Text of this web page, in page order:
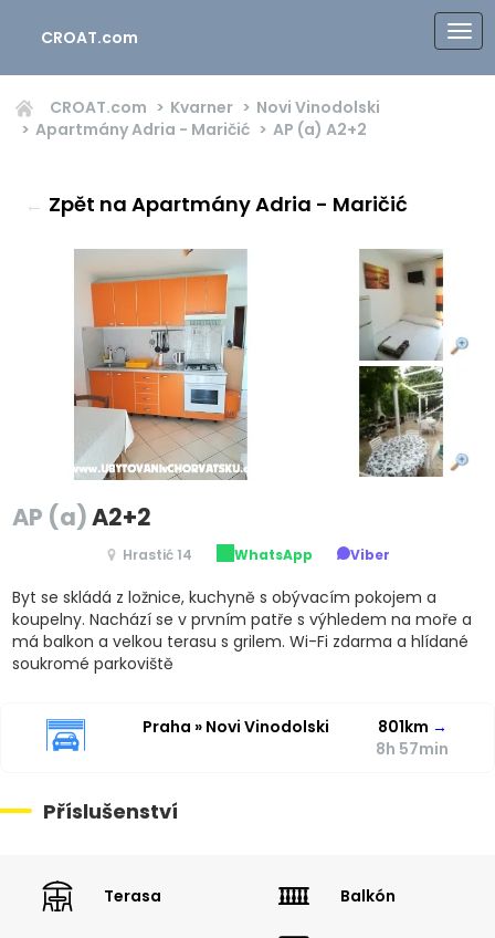
CROAT.com
CROAT.com Kvarner
Novi Vinodolski
Apartmány Adria - Maričić
AP (a) A2+2
← Zpět na Apartmány Adria - Maričić
AP (a)A2+2
Hrastić 14 WhatsApp Viber
Byt se skládá z ložnice, kuchyně s obývacím pokojem a
koupelny. Nachází se v prvním patře s výhledem na moře a
má balkon a velkou terasu s grilem. Wi-Fi zdarma a hlídané
soukromé parkoviště
Praha » Novi Vinodolski 801km →
8h 57min
Příslušenství
Terasa Balkón